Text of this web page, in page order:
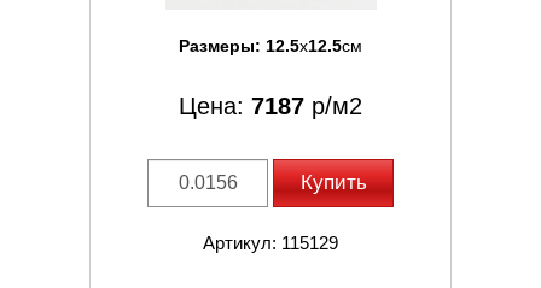
Размеры: 12.5x12.5см
Цена: 7187 р/м2
Купить
Артикул: 115129